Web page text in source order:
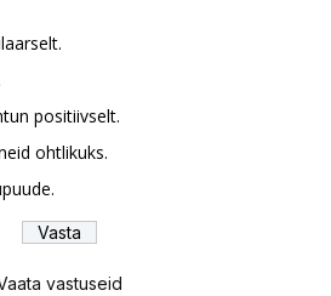
positiivselt.
ohtlikuks.
vastuseid